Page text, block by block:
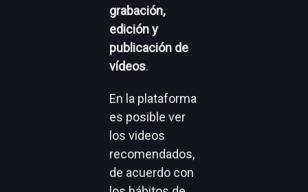
grabación,
edición y
publicación de
vídeos.
En la plataforma
es posible ver
los videos
recomendados,
de acuerdo con